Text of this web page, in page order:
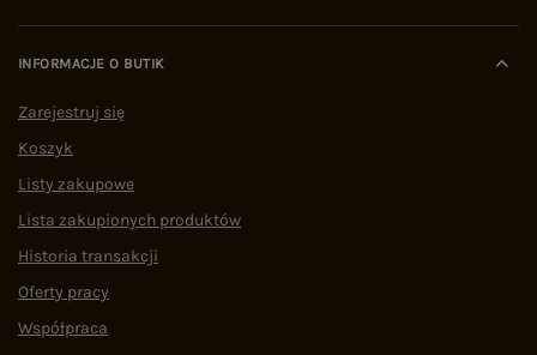
INFORMACJE O BUTIK
Zarejestruj się
Koszyk
Listy zakupowe
Lista zakupionych produktów
Historia transakcji
Oferty pracy
Współpraca